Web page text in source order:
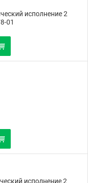
исполнение 2
01
исполнение 2